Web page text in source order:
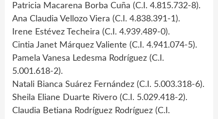
Patricia Macarena Borba Cuña (C.I. 4.815.732-8).
Ana Claudia Vellozo Viera (C.I. 4.838.391-1).
Irene Estévez Techeira (C.I. 4.939.489-0).
Cintia Janet Márquez Valiente (C.I. 4.941.074-5).
Pamela Vanesa Ledesma Rodríguez (C.I.
5.001.618-2).
Natali Bianca Suárez Fernández (C.I. 5.003.318-6).
Sheila Eliane Duarte Rivero (C.I. 5.029.418-2).
Claudia Betiana Rodríguez Rodríguez (C.I.